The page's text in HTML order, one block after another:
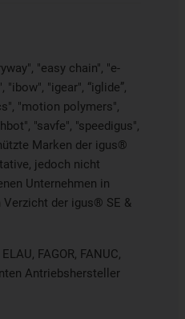
"easy chain", "e-
"igear", “iglide”,
"motion polymers",
"savfe", "speedigus",
Marken der igus®
jedoch nicht
Unternehmen in
der igus® SE &
FAGOR, FANUC,
Antriebshersteller